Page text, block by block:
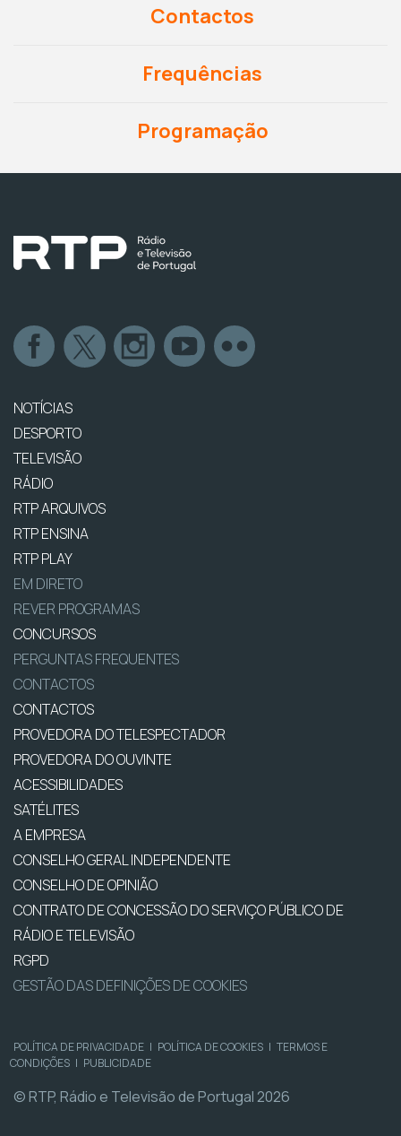
Contactos
Frequências
Programação
NOTÍCIAS
DESPORTO
TELEVISÃO
RÁDIO
RTP ARQUIVOS
RTP ENSINA
RTP PLAY
EM DIRETO
REVER PROGRAMAS
CONCURSOS
PERGUNTAS FREQUENTES
CONTACTOS
CONTACTOS
PROVEDORA DO TELESPECTADOR
PROVEDORA DO OUVINTE
ACESSIBILIDADES
SATÉLITES
A EMPRESA
CONSELHO GERAL INDEPENDENTE
CONSELHO DE OPINIÃO
CONTRATO DE CONCESSÃO DO SERVIÇO PÚBLICO DE
RÁDIO E TELEVISÃO
RGPD
GESTÃO DAS DEFINIÇÕES DE COOKIES
POLÍTICA DE PRIVACIDADE | POLÍTICA DE COOKIES | TERMOS E
CONDIÇÕES | PUBLICIDADE
© RTP, Rádio e Televisão de Portugal 2026